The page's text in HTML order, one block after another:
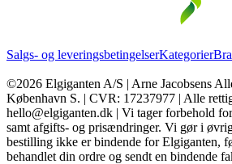
Salgs- og leveringsbetingelserKategorier
©2026 Elgiganten A/S | Arne Jacobsens
København S. | CVR: 17237977 | Alle
hello@elgiganten.dk | Vi tager forbehold
samt afgifts- og prisændringer. Vi gør i
bestilling ikke er bindende for Elgiganten,
behandlet din ordre og sendt en bindende